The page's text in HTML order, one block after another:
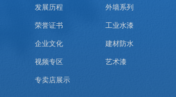
发展历程
荣誉证书
企业文化
视频专区
专卖店展示
外墙系列
工业水漆
建材防水
艺术漆